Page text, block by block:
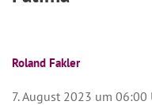
Roland Fakler
7. August 2023 um 06:00